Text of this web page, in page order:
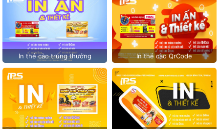
In thẻ cào trúng thưởng In thẻ cào QrCode